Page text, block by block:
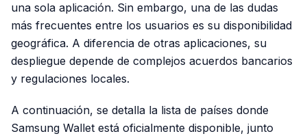
una sola aplicación. Sin embargo, una de las dudas
más frecuentes entre los usuarios es su disponibilidad
geográfica. A diferencia de otras aplicaciones, su
despliegue depende de complejos acuerdos bancarios
y regulaciones locales.
A continuación, se detalla la lista de países donde
Samsung Wallet está oficialmente disponible, junto